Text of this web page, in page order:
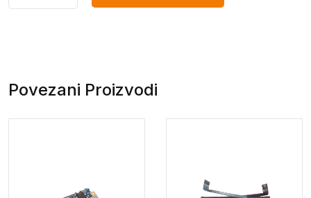
OLED
Povezani Proizvodi